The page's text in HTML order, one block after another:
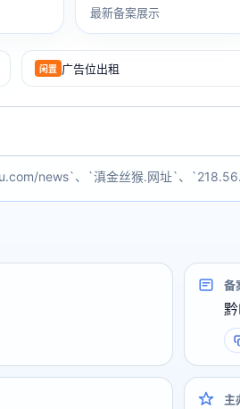
最新备案展示
闲置 广告位出租
news`、`滇金丝猴.网址`、
备
主